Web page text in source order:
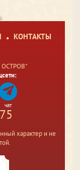
КОНТАКТЫ
ОСТРОВ"
чат
характер и не